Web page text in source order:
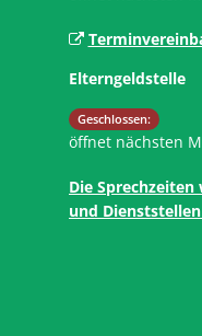
Elterngeldstelle
Klicken, um
Geschlossen:
öffnet nächsten
Die
und